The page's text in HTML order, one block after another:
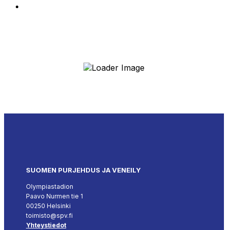
SUOMEN PURJEHDUS JA VENEILY
Olympiastadion
Paavo Nurmen tie 1
00250 Helsinki
toimisto@spv.fi
Yhteystiedot